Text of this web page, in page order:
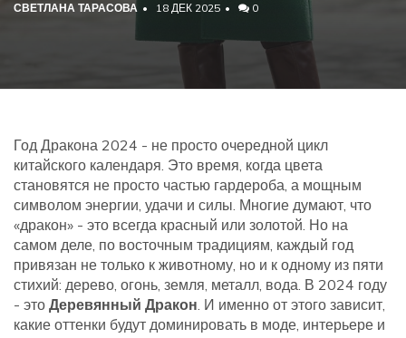
СВЕТЛАНА ТАРАСОВА 18 ДЕК 2025 0
Год Дракона 2024 - не просто очередной цикл
китайского календаря. Это время, когда цвета
становятся не просто частью гардероба, а мощным
символом энергии, удачи и силы. Многие думают, что
«дракон» - это всегда красный или золотой. Но на
самом деле, по восточным традициям, каждый год
привязан не только к животному, но и к одному из пяти
стихий: дерево, огонь, земля, металл, вода. В 2024 году
- это Деревянный Дракон. И именно от этого зависит,
какие оттенки будут доминировать в моде, интерьере и